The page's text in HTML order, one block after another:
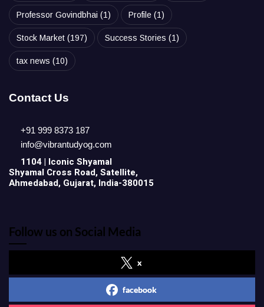
Professor Govindbhai (1) Profile (1)
Stock Market (197) Success Stories (1)
tax news (10)
Contact Us
+91 999 8373 187
info@vibrantudyog.com
1104 | Iconic Shyamal
Shyamal Cross Road, Satellite,
Ahmedabad, Gujarat, India-380015
Follow us on Social Media
x
facebook